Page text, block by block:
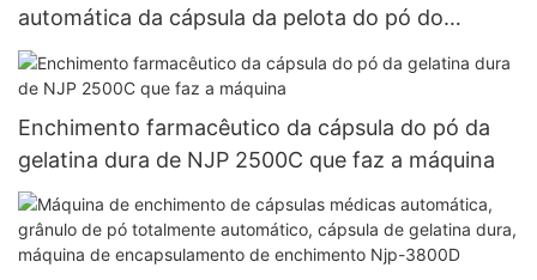
automática da cápsula da pelota do pó do
enchimento da cápsula da gelatina dura vazia njp
1500d
Enchimento farmacêutico da cápsula do pó da
gelatina dura de NJP 2500C que faz a máquina